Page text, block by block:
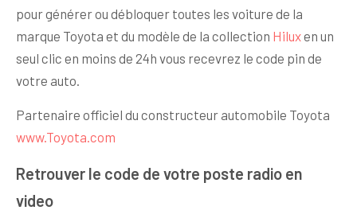
pour générer ou débloquer toutes les voiture de la
marque Toyota et du modèle de la collection Hiluxen un
seul clic en moins de 24h vous recevrez le code pin de
votre auto.
Partenaire officiel du constructeur automobile Toyota
www.Toyota.com
Retrouver le code de votre poste radio en
video